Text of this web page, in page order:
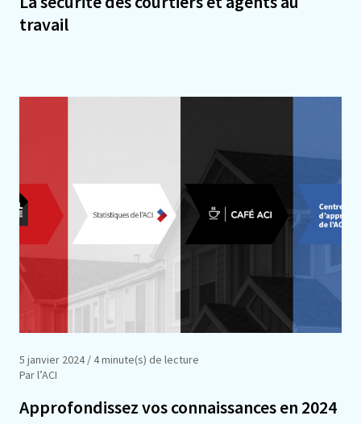
travail
5 janvier 2024/ 4 minute(s) de lecture
Par l’ACI
Approfondissez vos connaissances en 2024